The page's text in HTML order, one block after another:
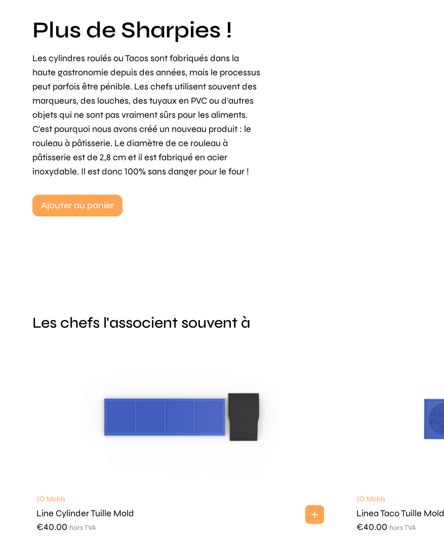
Plus de Sharpies !
Les cylindres roulés ou Tacos sont fabriqués dans la
haute gastronomie depuis des années, mais le processus
peut parfois être pénible. Les chefs utilisent souvent des
marqueurs, des louches, des tuyaux en PVC ou d'autres
objets qui ne sont pas vraiment sûrs pour les aliments.
C'est pourquoi nous avons créé un nouveau produit : le
rouleau à pâtisserie. Le diamètre de ce rouleau à
pâtisserie est de 2,8 cm et il est fabriqué en acier
inoxydable. Il est donc 100% sans danger pour le four !
Ajouter au panier
Les chefs l'associent souvent à
2D Molds
Line Cylinder Tuille Mold
€40.00 hors TVA
2D Molds
Linea Taco Tuille Mold
€40.00 hors TVA